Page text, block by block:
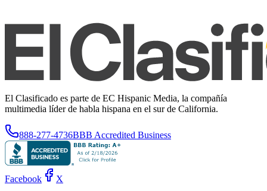
El Clasificado es parte de EC Hispanic Media, la compañía
multimedia líder de habla hispana en el sur de California.
888-277-4736BBB Accredited Business
Facebook X